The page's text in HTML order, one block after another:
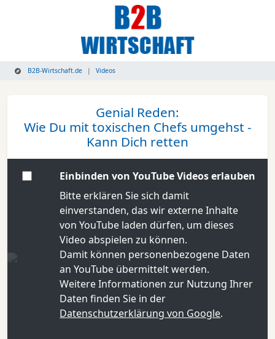
B2B-Wirtschaft.de Videos
Genial Reden:
Wie Du mit toxischen Chefs umgehst -
Kann Dich retten
Einbinden von YouTube Videos erlauben
Bitte erklären Sie sich damit
einverstanden, das wir externe Inhalte
von YouTube laden dürfen, um dieses
Video abspielen zu können.
Damit können personenbezogene Daten
an YouTube übermittelt werden.
Weitere Informationen zur Nutzung Ihrer
Daten finden Sie in der
Datenschutzerklärung von Google.